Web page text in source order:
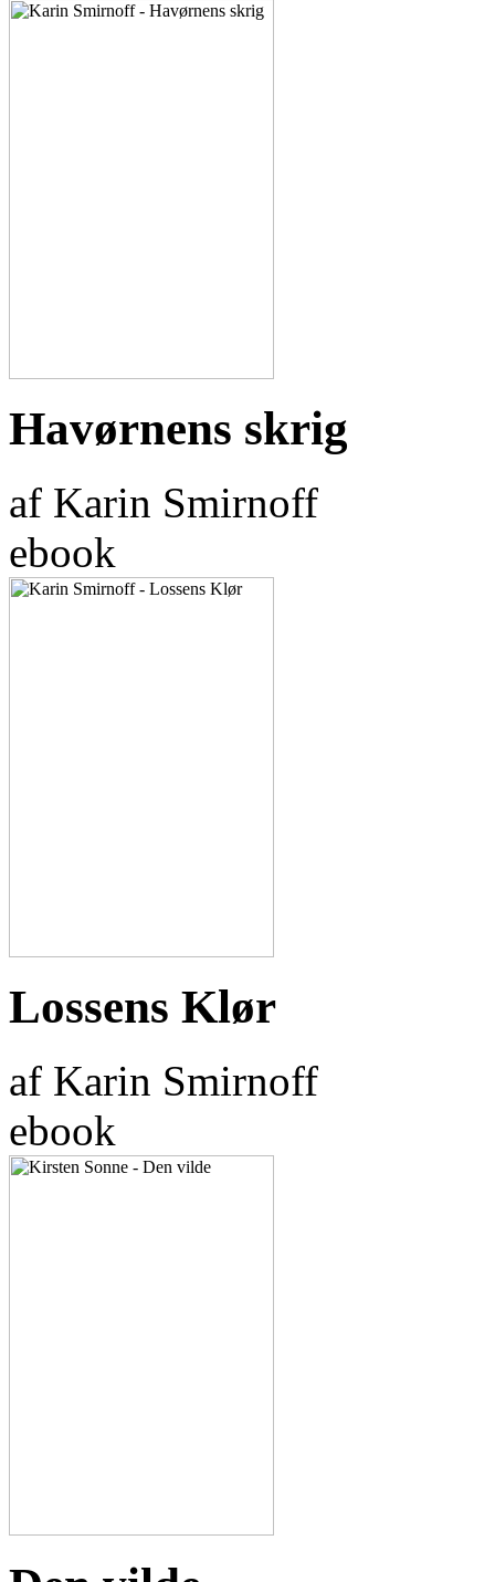
Havørnens skrig
af Karin Smirnoff
ebook
Lossens Klør
af Karin Smirnoff
ebook